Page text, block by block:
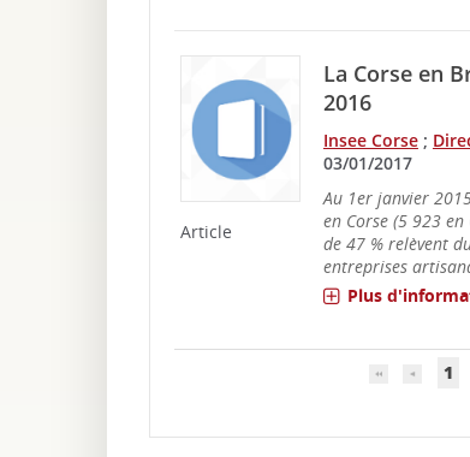
Article
La Corse en
2016
Insee Corse;
03/01/2017
Au 1er janvier
en Corse (5 923
de 47 % relèvent
entreprises
Plus
1